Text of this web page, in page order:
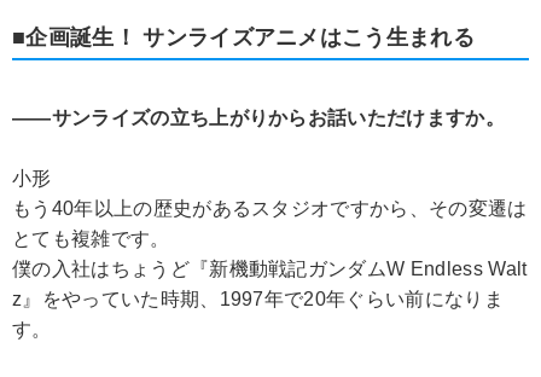
■企画誕生！ サンライズアニメはこう生まれる
――サンライズの立ち上がりからお話いただけますか。
小形
もう40年以上の歴史があるスタジオですから、その変遷は
とても複雑です。
僕の入社はちょうど『新機動戦記ガンダムW Endless Walt
z』をやっていた時期、1997年で20年ぐらい前になりま
す。